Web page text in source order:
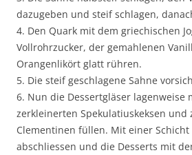
dazugeben und steif schlagen,
4. Den Quark mit dem griechischen
Vollrohrzucker, der gemahlenen
Orangenlikört glatt rühren.
5. Die steif geschlagene Sahne
6. Nun die Dessertgläser lagenweise
zerkleinerten Spekulatiuskeksen und
Clementinen füllen. Mit einer Schicht
abschliessen und die Desserts mit